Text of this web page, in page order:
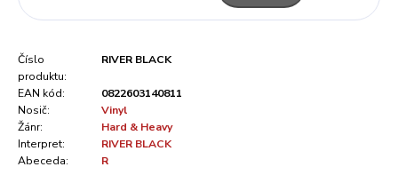
Číslo
produktu:
RIVER BLACK
EAN kód:
0822603140811
Nosič:
Vinyl
Žánr:
Hard & Heavy
Interpret:
RIVER BLACK
Abeceda:
R